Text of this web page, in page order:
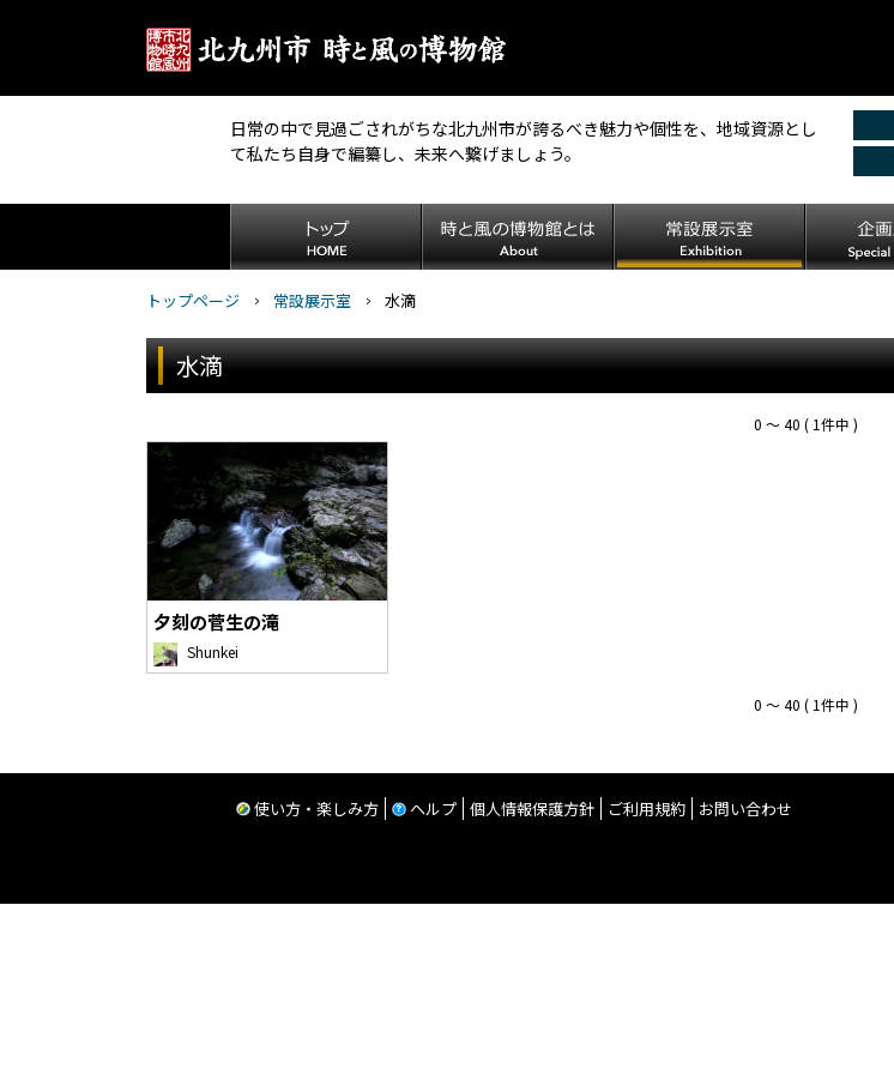
日常の中で見過ごされがちな北九州市が誇るべき魅力や個性を、地域資源とし
て私たち自身で編纂し、未来へ繋げましょう。
トップページ 常設展示室 水滴
水滴
0 〜 40 ( 1件中 )
夕刻の菅生の滝
Shunkei
0 〜 40 ( 1件中 )
使い方・楽しみ方 ヘルプ 個人情報保護方針 ご利用規約 お問い合わせ